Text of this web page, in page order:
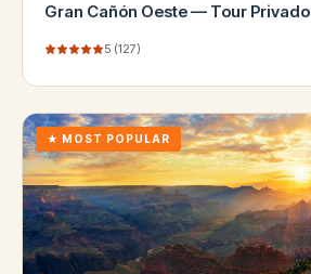
Gran Cañón Oeste — Tour Privado
5 (127)
★ MOST POPULAR